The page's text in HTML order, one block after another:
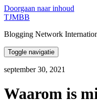
Doorgaan naar inhoud
TJMBB
Blogging Network
Toggle navigatie
september 30, 2021
Waarom is